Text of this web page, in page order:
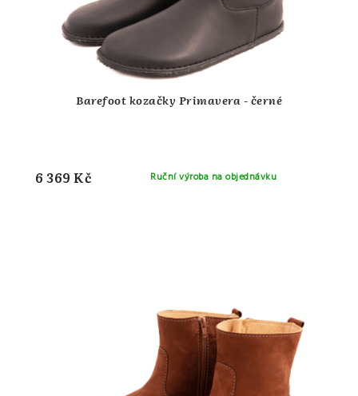
Barefoot kozačky Primavera - černé
Ruční výroba na objednávku
6 369 Kč